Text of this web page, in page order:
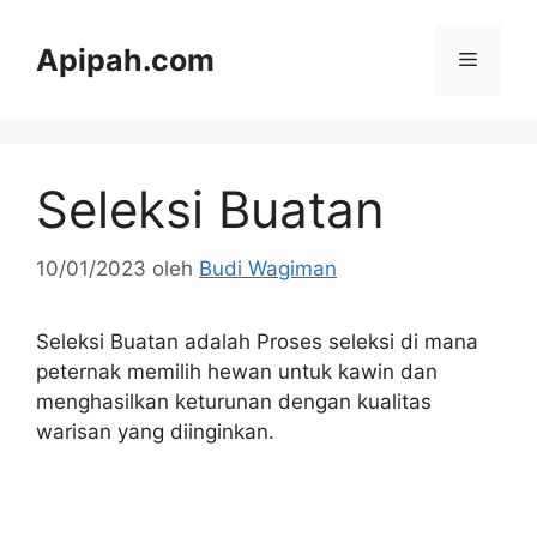
Apipah.com Menu
Seleksi Buatan
10/01/2023 oleh Budi Wagiman
Seleksi Buatan adalah Proses seleksi di mana
peternak memilih hewan untuk kawin dan
menghasilkan keturunan dengan kualitas
warisan yang diinginkan.